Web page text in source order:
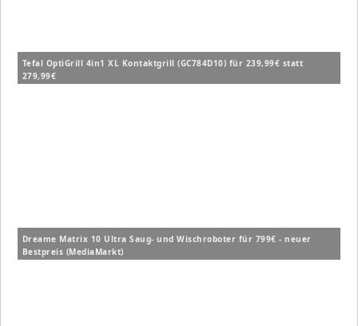
Tefal OptiGrill 4in1 XL Kontaktgrill (GC784D10) für 239,99€ statt
279,99€
Dreame Matrix 10 Ultra Saug- und Wischroboter für 799€ - neuer
Bestpreis (MediaMarkt)